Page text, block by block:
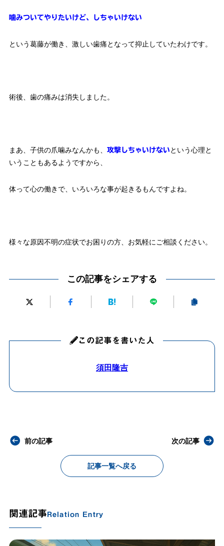
噛みついてやりたいけど、しちゃいけない
という葛藤が働き、激しい歯痛となって抑止していたわけです。
術後、歯の痛みは消失しました。
まあ、子供の爪噛みなんかも、 攻撃しちゃいけない という心理と
いうこともあるようですから、
体って心の働きで、いろいろな事が起きるもんですよね。
様々な原因不明の症状でお困りの方、お気軽にご相談ください。
この記事をシェアする
この記事を書いた人
須田隆吉
前の記事
記事一覧へ戻る
次の記事
関連記事Relation Entry